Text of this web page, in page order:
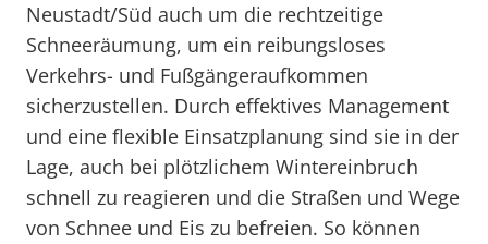
Neustadt/Süd auch um die rechtzeitige
Schneeräumung, um ein reibungsloses
Verkehrs- und Fußgängeraufkommen
sicherzustellen. Durch effektives Management
und eine flexible Einsatzplanung sind sie in der
Lage, auch bei plötzlichem Wintereinbruch
schnell zu reagieren und die Straßen und Wege
von Schnee und Eis zu befreien. So können